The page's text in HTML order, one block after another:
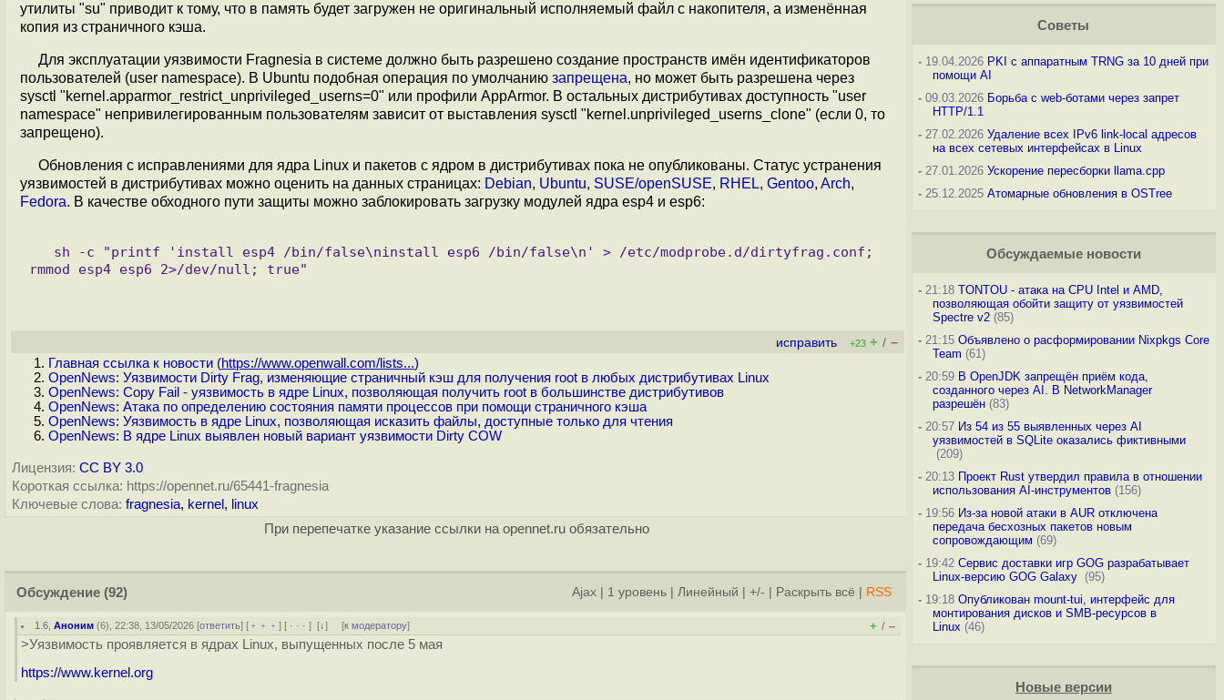
утилиты "su" приводит к тому, что в память будет загружен не оригинальный исполняемый файл с накопителя, а изменённая
копия из страничного кэша.
Для эксплуатации уязвимости Fragnesia в системе должно быть разрешено создание пространств имён идентификаторов
пользователей (user namespace). В Ubuntu подобная операция по умолчанию запрещена, но может быть разрешена через
sysctl "kernel.apparmor_restrict_unprivileged_userns=0" или профили AppArmor. В остальных дистрибутивах доступность "user
namespace" непривилегированным пользователям зависит от выставления sysctl "kernel.unprivileged_userns_clone" (если 0, то
запрещено).
Обновления с исправлениями для ядра Linux и пакетов с ядром в дистрибутивах пока не опубликованы. Статус устранения
уязвимостей в дистрибутивах можно оценить на данных страницах: Debian, Ubuntu, SUSE/openSUSE, RHEL, Gentoo, Arch,
Fedora. В качестве обходного пути защиты можно заблокировать загрузку модулей ядра esp4 и esp6:
исправить +23 + / –
Главная ссылка к новости (https://www.openwall.com/lists...)
OpenNews: Уязвимости Dirty Frag, изменяющие страничный кэш для получения root в любых дистрибутивах Linux
OpenNews: Copy Fail - уязвимость в ядре Linux, позволяющая получить root в большинстве дистрибутивов
OpenNews: Атака по определению состояния памяти процессов при помощи страничного кэша
OpenNews: Уязвимость в ядре Linux, позволяющая исказить файлы, доступные только для чтения
OpenNews: В ядре Linux выявлен новый вариант уязвимости Dirty COW
Лицензия: CC BY 3.0
Короткая ссылка: https://opennet.ru/65441-fragnesia
Ключевые слова: fragnesia, kernel , linux
При перепечатке указание ссылки на opennet.ru обязательно
Обсуждение (92) Ajax 1 уровень Линейный +/- Раскрыть всё RSS
1.6 ,Аноним (6), 22:38, 13/05/2026 [ответить] [ ﹢﹢﹢] [ · · ·][↓] [к модератору] + / –
>Уязвимость проявляется в ядрах Linux, выпущенных после 5 мая
https://www.kernel.org
Советы
-19.04.2026 PKI с аппаратным TRNG за 10 дней при
помощи AI
-09.03.2026 Борьба с web-ботами через запрет
HTTP/1.1
-27.02.2026 Удаление всех IPv6 link-local адресов
на всех сетевых интерфейсах в Linux
-27.01.2026 Ускорение пересборки llama.cpp
-25.12.2025 Атомарные обновления в OSTree
Обсуждаемые новости
-21:18 TONTOU - атака на CPU Intel и AMD,
позволяющая обойти защиту от уязвимостей
Spectre v2(85)
-21:15 Объявлено о расформировании Nixpkgs Core
Team (61)
-20:59 В OpenJDK запрещён приём кода,
созданного через AI. В NetworkManager
разрешён(83)
-20:57 Из 54 из 55 выявленных через AI
уязвимостей в SQLite оказались фиктивными
(209)
-20:13 Проект Rust утвердил правила в отношении
использования AI-инструментов(156)
-19:56 Из-за новой атаки в AUR отключена
передача бесхозных пакетов новым
сопровождающим (69)
-19:42 Сервис доставки игр GOG разрабатывает
Linux-версию GOG Galaxy (95)
-19:18 Опубликован mount-tui, интерфейс для
монтирования дисков и SMB-ресурсов в
Linux (46)
Новые версии